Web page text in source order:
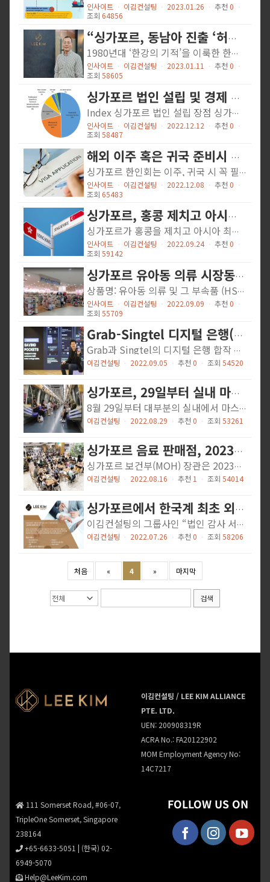
인사이트 ㆍ 이김컨설팅 ㆍ 2023.01.26 ㆍ 추천 0 ㆍ
조회 64856
“싱가포르, 동남아 진출 ‘허브’…세금·리스크 적어” - 이코노미조선
1980년대 ‘한강의 기적’을 이룩한 한국은 싱가포르, 홍콩, 대만 등과 함께 ‘아시아의 네 마리 용’으로 불리며 전 세계의 관심을 끌었다. 약 40여년이 지난 지금, 네 마리 용의 성적표는 뚜렷하게 갈리는 양상을 보이고 있다. 대만은 2000년대 이후 성장 둔화를 겪으며 경쟁에서 뒤처지기 시작했고, 지난 몇년간 정치적 불안정을 경험한 홍콩은 아시아 금융 중심지로서의 위상을 잃어가고 있다. 반면 싱가포르는 아시아의 금융·산업 허브로서 눈부신 성장세를 보이고 있다. 작은 국토에 자원도 부족한 싱가포르가 꾸준히 발전하며 코로나19 팬데믹(pandemic·감염병 대유행) 상황에에도 새롭게 도약하고 있는 이유는 뭘까. 이코노미조선이 그 비결을 들여다봤다. [편집자 주] 이영상 이김컨설팅 대표 경북대 공과대 전자공학, 미국 카네기멜런대최고경영자(CEO) 과정 수료, 연세대 경영대학원 경영정보학 석사, 현 싱가포르 한인회 부회장,전 삼성물산 IT사업개발팀장 사진 이김컨설팅전 세계에서 가장 기업을 경영하기 좋은 나라는 어디일까. 어느 한 나라만을 딱 집을 순 없지만, 싱가포르는 친기업 정책을 펼치는 대표적인 나라로 꼽힌다. 싱가포르에서는 1~2영업일이면 법인을 설립할 수 있다. 자본금은 1싱가포르달러(약 900원)를 넘기만 하면 요건이 충족된다. 대부분의 국가와 이중과세방지 조약(DTA), 세금 감면 협정 등을 체결한 덕분에 싱가포르에서 다른 국가로의 진출도 용이하다. 이러한 정책을 배경으로 싱가포르는 2020년까지 세계은행(World Bank)이 발표한 ‘기업 환경 평가’에서 최상위권을 유지해왔다. 정부 정책이 기업 투자에 얼마나 매력적으로 작용하는지 비교한 해당 평가에서 2006년부터 10년간 1위를 차지했고, 2019년까지도 2위 밖을 벗어나지 않았다. 영국 경제 주간지 ‘이코노미스트’ 산하 경제연구소인 이코노미스트인텔리전스유닛(EIU)이 발표한 ‘향후 5년간 기업 환경 평가...
인사이트 ㆍ 이김컨설팅 ㆍ 2023.01.11 ㆍ 추천 0 ㆍ
조회 58605
싱가포르 법인 설립 및 경제 동향
Index 싱가포르 법인 설립 장점 싱가포르 법인 설립 필요 사항 싱가포르 경제 동향 싱가포르 법인 설립 장점 저렴한 법인세율 : 17% (신규법인 – 설립 후 3년까지) 법인 순이익 기준 실질 세율 최초 SGD 10만의 순이익은 75% 공제 4.25% 추가 SGD 10만의 순이익은 50% 공제 8.50% SGD 20만 초과분 부터는 공제 없음 17.00% (기존법인 – 설립 3년 이후) 법인 순이익 기준 실질 세율 최초 SGD 1만의 순이익은 75% 공제 4.25% 추가 SGD 19만의 순이익은 50% 공제 8.50% SGD 20만 초과분 부터는 공제 없음 17.00% ** 단, 개인 지분율이 10% 이상인 법인에 한함 폭넓은 경비 인정 범위 - 해외 경비, 접대비 등 모두 인정이 가능하며 한도 제한이 없음 - 단, 개인차량 유지비용, 차량 관비리와 의료비용은 비용이 인정되지 않음 법인 청산 시, 법적 책임 제한 - 법인은 영업상의 문제로 회사가 빚을 갚지 못해 파산하더라도 이사와 주주에게 제한적 책임(투자금 손실)만 있고 개인적으로 책임을 지지 않음 - 단, 정부와 관련된 것이나, 불법적인 일, 세금 납부, 회계 보고 등은 현지 이사가 책임을 져야함 싱가포르 법인 설립 필요 사항 법인 설립 필요 서류 필요 서류 공 통 1. 회사명 2-3 가지 2. 사업 목적 최대 2가지 선택 가능 3. 자본금 최소 자본금 1불 4. 법인 주소 당사 대행 가능 5. 이사 및 주주 정보 여권 거주지 증빙...
인사이트 ㆍ 이김컨설팅 ㆍ 2022.12.12 ㆍ 추천 0 ㆍ
조회 58487
해외 이주 혹은 귀국 준비시 알아두면 좋은 비자 & 법률정보 강좌
싱가포르 한인회는 이주, 귀국 시 꼭 필요한 비자 법률 강좌를 7월 28일 Zoom으로 진행하였습니다. 오랜 해외 생활을 정리하고, 영주권 등을 포기하고, 귀국 시 CPF, HDB, 부동산 등의 처분 과정에 대한 궁금증을 해소하는 시간을 가졌습니다. 신청자가 많이 몰리면서 대면행사에서 온라인Zoom으로 변경되었으며 참석자분들의 다양한 질문과 이김컨설팅 이영상 대표의 현실적인 답변들로 알찬 강연이 진행되었습니다. ▶ 영주권 포기 시 고려사항 한국으로 귀국 시 싱가포르 영주권(Singapore PR)을 포기해야 하는지? 한국 귀국 즉시 영주권을 포기할 필요는 없습니다. 본인의 노후 계획에 따라 포기 또는 유지하실 수 있습니다. 만약 차후에 영주권을 안정적으로 갱신하고 싶은 분들은 당연히 싱가포르에서 거주하시는 것이 좋겠지만, 비거주자 중에도 갱신된 사례가 많이 있습니다. 비거주 PR 자가 영주권을 갱신한 사례는 CPF를 꾸준히 납부하고 소득세 신고를 매년 하셨기 때문입니다. 노후 계획에 따라 CPF 일괄 환급이 필요한 경우에는 영주권을 포기해야 합니다. PR이 취소되면 CPF 원금과 그에 대한 복리이자 등을 더하여, 일괄 환급 됩니다. 대부분의 한국 분들은 영주권을 유지하는 편입니다. 영주권이 있으면 후에 싱가포르로 돌아올 때 편리하기 때문입니다. 대부분 영주권이 자연스럽게 만료되기 전까지는 유지하는 편입니다. 영주권 유지 및 갱신을 희망하는 경우 CPF를 계속 납부해야합니다. 싱가포르를 떠난 후, 많은 분이 이용하는 CPF 납부 방법은 본인이 싱가포르에 직접 회사를 만들어서 사업을 하면서 CPF를 납부하는 것입니다. CPF를 내면서 싱가포르에 거주하지 않은 경우 ICA(싱가포르이민국)에 갱신 어필을 하면 5년이 아닌 1년 갱신해줍니다. 그...
인사이트 ㆍ 이김컨설팅 ㆍ 2022.12.08 ㆍ 추천 0 ㆍ
조회 65483
싱가포르, 홍콩 제치고 아시아 최고 금융 중심지로 선정
싱가포르가 홍콩을 제치고 아시아 최고의 금융 중심지로 선정되었습니다. 최근 발표된 2022 글로벌 금융센터지수(GFCI)에 따르면 싱가포르는 이전 조사보다 3 계단 상승한 세계 3위에 올랐습니다. 이전까지 3위를 지켰던 홍콩을 제치고 아시아 1위를 차지했습니다. 그 동안 홍콩은 아시아 최고의 금융허브 위치를 놓치지 않았습니다. 그러나 홍콩 보안법 실시로 자유로운 기업 환경이 훼손되어 글로벌 금융 기업들이 홍콩을 떠나 싱가포르에 둥지를 틀고 있습니다. 더욱이 제로 코로나 정책으로 입출국에 어려움을 겪으면서 도시 경쟁력이 떨어지고 있습니다. 이에 비해 싱가포르는 글로벌 금융 기업들이 모이면서 명실상부한 아시아 최고 금융 중심지로 부상하고 있습니다. 이번 지수에서 세계 최고 금융 중심지는 변함없이 뉴욕과 런던으로 꼽혔습니다. 싱가포르, 홍콩 다음으로는 샌프란시스코, 상하이, 로스앤젤레스, 베이징, 선전, 파리 순으로 금융 허브 경쟁력이 있는 것으로 조사되었습니다. 서울은 파리에 이어 11위에 올랐으며 시드니는 13위, 도쿄는 16위에 위치했습니다. 두바이는 17위로 중동 지역에서 가장 금융이 발달한 도시로 꼽혔습니다. 러시아는 우크라이나 전쟁의 결과로 모스크바의 경우 22계단 하락한 73위, 상트페테르부르크는 17계단 하락한 114위로 떨어졌습니다. 2022 글로벌 금융센터지수 (출처: Z/Yen 파트너스) / 한국촌 https://www.humanresourcesonline.net/singapore-outperforms-hong-kong-in-top-three-of-the-global-financial-centres-index
인사이트 ㆍ 이김컨설팅 ㆍ 2022.09.24 ㆍ 추천 0 ㆍ
조회 59142
싱가포르 유아동 의류 시장동향 (KOTRA 해외시장뉴스)
상품명: 유아동 의류 및 그 부속품 (HS코드: 620920) 시장동향 및 개요 유로모니터에 따르면 싱가포르 유아동 의류 시장의 예상 성장률은 2022년 전년대비 7.92%, 2023년 역시 7%대로 계속하여 성장할 것으로 전망되었다. 한편 2021년 전체 의류 시장은 12.64% 성장률을 보인데 반해, 유아동복은 16.73%의 성장세를 기록한 것으로 나타났다. 특히 2021년에는 코로나로 인한 외부 활동 제한이 완화되고 예방 접종률이 높아짐에 따라 자녀를 대동한 부모들의 외부활동 빈도가 높아졌다. 이는 아이들의 여가 및 사교 활동을 위한 부모 소비층의 아동복 구매로 이어졌다고 유로모니터에서는 분석했다. 유아용 의류 특성상 성인의류보다 교체주기가 빠르다는 점도 아동복 소비 규모 확대에 영향을 주는 요인으로 작용했다. <싱가포르 유아동복 시장규모> (단위: 백만 싱가포르 달러, %) 2018년 2019년 2020년 2021년 시장규모 성장률 시장규모 성장률 시장규모 성장률 시장규모 성장률 306.7 -0.13 306.3 -0.13 233.7 -23.7 272.8 16.73 [자료: Euromonitor] <싱가포르 유아동복 카테고리별 2021년 판매액> (단위: 백만 싱가포르 달러, %) 카테고리 판매액 성장률 영유아 39.1 15.9 남아 아동복 94.6 16.5 여아 아동복 139.1 17.1 [자료: Euromonitor] 유아동 의류의 판매액은 2021년 기준으로 전년대비 16.73% 증가한 약 2억7300만 싱가포르 달러이다. 그 중 여아 의류는 2021년 가장 실적이 좋은 품목군으로 소매 판매액은 전년 대비 17% 증가한 1억3900만 싱가포르 달러로 집계되었다. 싱가포르 유아동 의류시장은 소비층인 부모와 가족구성을 통해서 해석해볼 수 있다. 싱가포르 가족 구성은 일반적으로 맞벌이와 적은 수의 자녀를 갖는 특징이 있다. 싱가포르 통계 사이트인...
인사이트 ㆍ 이김컨설팅 ㆍ 2022.09.09 ㆍ 추천 0 ㆍ
조회 55709
Grab-Singtel 디지털 은행(GXS Bank), 9월 5일 저축 계좌 출시
Grab과 Singtel의 디지털 은행 합작 회사인 GXS Bank는 지난 수요일(8월 31일) 소매 시장을 위한 싱가포르 최초의 디지털 은행을 출시했습니다. 싱가포르는 이미 DBS Group Holdings 및 OCBC와 같은 디지털에 정통한 은행을 많이 보유하고 있지만 Grab은 "Z세대" 고객과 Grab 비즈니스의 핵심을 형성하는 긱워커(Gig worker)들에게 어필하는 것을 목표로 하고 있습니다. GXS 저축 계좌는 9월 5일부터 Apple의 앱 스토어와 Google Play 스토어에서 사용할 수 있으며 GXS, Grab 및 Singtel의 일부 직원과 은행 고객을 시작으로 향후 점진적으로 출시될 예정입니다. GXS는 연 최대 1.58%의 일일 이자 예금을 제공하며 최소 예금에 대한 요구 사항은 없을 것이라고 발표했습니다. [caption id="attachment_7521" align="aligncenter" width="1024"] Grab-Singtel 디지털 은행(GXS Bank)[/caption] 출처: 싱가포르 무역관 뉴스레터 https://www.channelnewsasia.com/business/grab-sintel-digital-bank-gxs-savings-account-daily-interest-2912616 https://www.gxs.com.sg/
이김컨설팅 ㆍ 2022.09.05 ㆍ 추천 0 ㆍ 조회 54520
싱가포르, 29일부터 실내 마스크 착용 의무 폐지
8월 29일부터 대부분의 실내에서 마스크 착용 의무가 해제됩니다. 싱가포르 Lawrence Wong 부총리는 지난 8월 24일 의료 시설, 주거 요양 시설, 구급차, 그리고 병원과 폴리클리닉 내의 실내 시설에서는 마스크 착용이 의무라고 덧붙였습니다. 이외에도 MRT, LRT, 공공 버스 및 버스 인터체인지 및 MRT 플랫폼에서의 탑승 구역과 같은 실내 시설에서도 착용해야 됩니다. 한편, 공항에서의 마스크 착용과 스쿨버스, 개인버스 서비스, 택시와 같은 개인 교통 수단에서의 마스크 착용은 선택사항입니다. 싱가포르 보건부(Ministry of Health, MOH)는 COVID-19 규제의 추가적인 완화는 높은 백신 접종률과 바이러스에 대한 인구의 회복력이 높아졌기 때문이라고 밝혔습니다. [caption id="attachment_7451" align="aligncenter" width="675"] From Aug 29, masks not needed in Singapore except on public transport and in hospitals, clinics[/caption] 출처: 싱가포르 무역관 뉴스레터 https://www.straitstimes.com/singapore/from-aug-29-masks-not-needed-in-singapore-except-on-public-transport-and-in-hospitals-clinics
이김컨설팅 ㆍ 2022.08.29 ㆍ 추천 0 ㆍ 조회 53261
싱가포르 음료 판매점, 2023년 말까지 설탕과 포화지방 메뉴에 표기 필수
싱가포르 보건부(MOH) 장관은 2023년 말까지 커피, 주스, 버블티 등 설탕과 포화지방 함량이 높은 음료를 판매하는 국내 소매점을 대상으로 메뉴에 영양 등급 마크를 붙이도록 요구할 것이라고 밝혔습니다. 이는 2022년 12월 30일부터 적용될 설탕과 포화 지방 함유량이 높은 포장 음료에 Nutri-Grade를 표시해야 하는 것에 대한 요구에 따른 것입니다. 참고로 이는 당뇨병과의 전쟁에서 국내 소비자의 식단과 설탕 섭취 영향을 고려한 정부의 ‘Healthier SG’ 노력의 일부입니다. 출처: 싱가포르 무역관 뉴스레터 https://www.straitstimes.com/singapore/health/drinks-outlets-must-label-beverages-high-in-sugar-saturated-fat-on-their-menus-by-end-2023
이김컨설팅 ㆍ 2022.08.16 ㆍ 추천 1 ㆍ 조회 54014
싱가포르에서 한국계 최초 외부회계 감사 라이센스 취득
이김컨설팅의 그룹사인 “법인 감사 서비스” 전문 독립 법인 “Lee Kim Audit Pac” 입니다. 당사는 싱가포르 최초 한국인 감사 법인이며 유일한 한국계 감사 법인으로한국어 지원이 가능하며, 15년 이상의 회계, 감사 경력을 가진 공인 회계사를중심으로 최고 수준의 회계감사 및 회계자문 서비스를 제공합니다. 주요 서비스 연단위 법정 감사 특수 목적 감사 인증 쇼핑몰 입점기업 매출리포트 기업실사 내부통제 시스템 진단 기업가치평가 [법정 감사 서비스 ] 고객사가 싱가포르 재무보고 기준 (FRS)에 따라 재무제표를 적절하게 작성 및 기록하고 있는지를 평가하는 감사 서비스를 제공하고 있습니다. ▣ 전문 경력 및 자격 현황 싱가포르 공인 회계사 (ISCA) 싱가포르 공인회계사협회 실무위원 싱가포르 공인 세무사 (SCTP) 말레이시아 회계사 협회 공인 회계사 (MIA) 111 Somerset Road, #06-01 TripleOne Somerset, Singapore 238164 +65-6633-5051 | 070-4327-3950 Help@LeeKimAudit.com https://LeeKimAudit.com
이김컨설팅 ㆍ 2022.07.26 ㆍ 추천 0 ㆍ 조회 58206
처음 « 4 » 마지막
검색
이김컨설팅 / LEE KIM ALLIANCE
PTE. LTD.
UEN: 200908319R
ACRA No.: FA20122902
MOM Employment Agency No:
14C7217
111 Somerset Road, #06-07,
TripleOne Somerset, Singapore
238164
+65-6633-5051 | (한국) 02-
6949-5070
Help@LeeKim.com
FOLLOW US ON